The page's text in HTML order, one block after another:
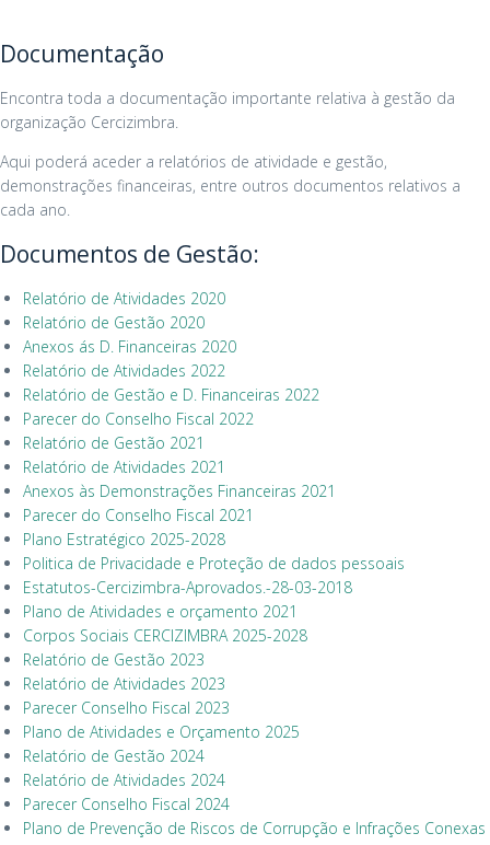
Documentação
Encontra toda a documentação importante relativa à gestão da
organização Cercizimbra.
Aqui poderá aceder a relatórios de atividade e gestão,
demonstrações financeiras, entre outros documentos relativos a
cada ano.
Documentos de Gestão:
Relatório de Atividades 2020
Relatório de Gestão 2020
Anexos ás D. Financeiras 2020
Relatório de Atividades 2022
Relatório de Gestão e D. Financeiras 2022
Parecer do Conselho Fiscal 2022
Relatório de Gestão 2021
Relatório de Atividades 2021
Anexos às Demonstrações Financeiras 2021
Parecer do Conselho Fiscal 2021
Plano Estratégico 2025-2028
Politica de Privacidade e Proteção de dados pessoais
Estatutos-Cercizimbra-Aprovados.-28-03-201 8
Plano de Atividades e orçamento 2021
Corpos Sociais CERCIZIMBRA 2025-2028
Relatório de Gestão 2023
Relatório de Atividades 2023
Parecer Conselho Fiscal 2023
Plano de Atividades e Orçamento 2025
Relatório de Gestão 2024
Relatório de Atividades 2024
Parecer Conselho Fiscal 2024
Plano de Prevenção de Riscos de Corrupção e Infrações Conexas